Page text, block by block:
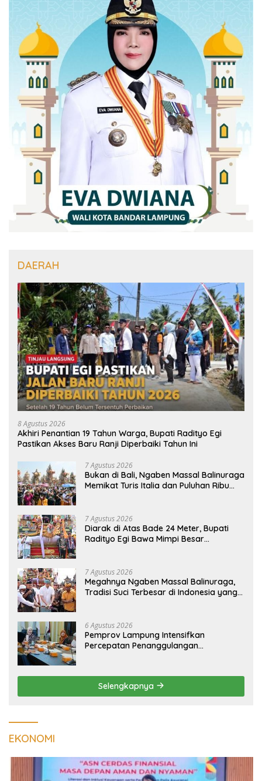
DAERAH
8 Agustus 2026
Akhiri Penantian 19 Tahun Warga, Bupati Radityo Egi
Pastikan Akses Baru Ranji Diperbaiki Tahun Ini
7 Agustus 2026
Bukan di Bali, Ngaben Massal Balinuraga
Memikat Turis Italia dan Puluhan Ribu
7 Agustus 2026
Diarak di Atas Bade 24 Meter, Bupati
Radityo Egi Bawa Mimpi Besar
7 Agustus 2026
Megahnya Ngaben Massal Balinuraga,
Tradisi Suci Terbesar di Indonesia yang
6 Agustus 2026
Pemprov Lampung Intensifkan
Percepatan Penanggulangan
Selengkapnya
EKONOMI